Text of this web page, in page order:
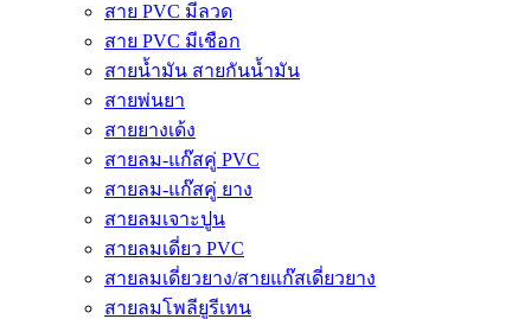
สาย PVC มีลวด
สาย PVC มีเชือก
สายน้ำมัน สายกันน้ำมัน
สายพ่นยา
สายยางเด้ง
สายลม-แก๊สคู่ PVC
สายลม-แก๊สคู่ ยาง
สายลมเจาะปูน
สายลมเดี่ยว PVC
สายลมเดี่ยวยาง/สายแก๊สเดี่ยวยาง
สายลมโพลียูรีเทน